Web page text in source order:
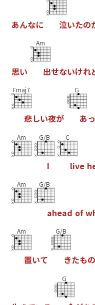
あんなに 泣いたの
思い
Am
出せないけれ
Fmaj7
悲しい夜が
G
あっ
Am G/B
I
C
live h
Am G/B
ahead ofw
Am
置いて
G/B
きたもの
G